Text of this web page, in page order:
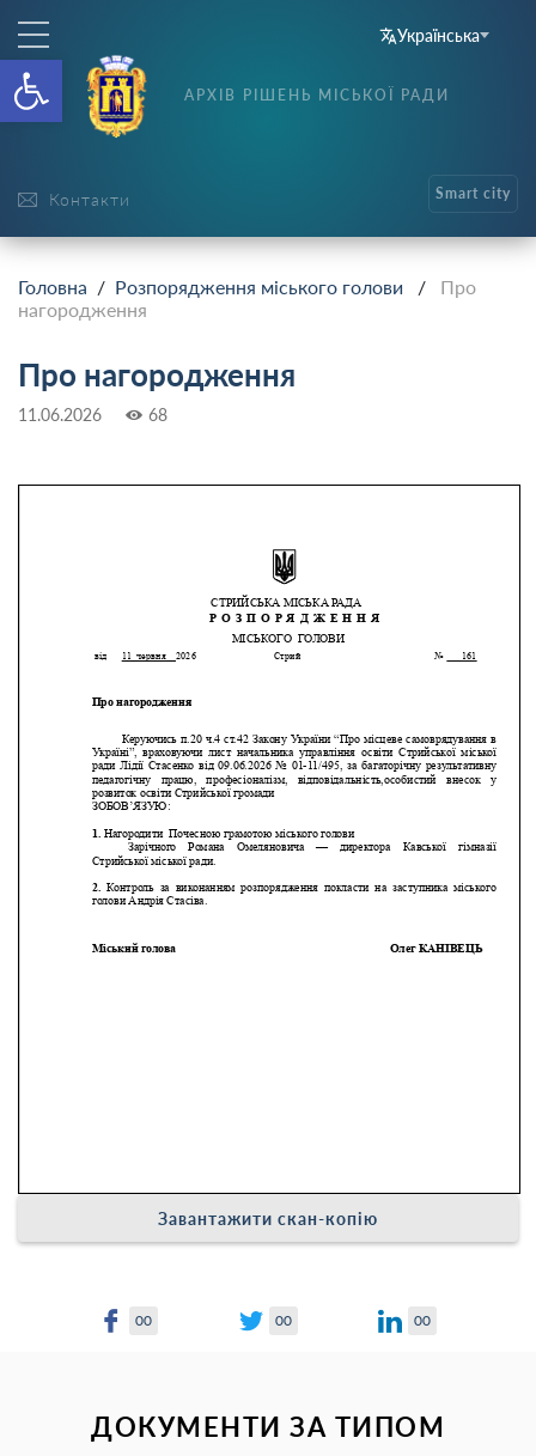
Відкрити Панель
Українська
Контакти
АРХІВ РІШЕНЬ МІСЬКОЇ РАДИ
Smart city
Головна / Розпорядження міського голови / Про
нагородження
Про нагородження
11.06.2026 68
Завантажити скан-копію
00 00 00
ДОКУМЕНТИ ЗА ТИПОМ